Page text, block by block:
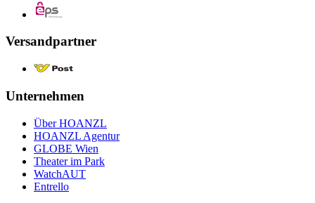
Versandpartner
Unternehmen
Über HOANZL
HOANZL Agentur
GLOBE Wien
Theater im Park
WatchAUT
Entrello